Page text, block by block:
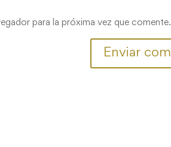
para la próxima vez que comente.